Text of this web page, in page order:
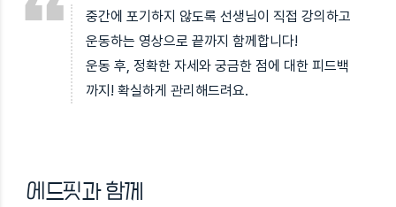
중간에 포기하지 않도록 선생님이 직접 강의하고
운동하는 영상으로 끝까지 함께합니다!
운동 후, 정확한 자세와 궁금한 점에 대한 피드백
까지! 확실하게 관리해드려요.
에드핏과 함께